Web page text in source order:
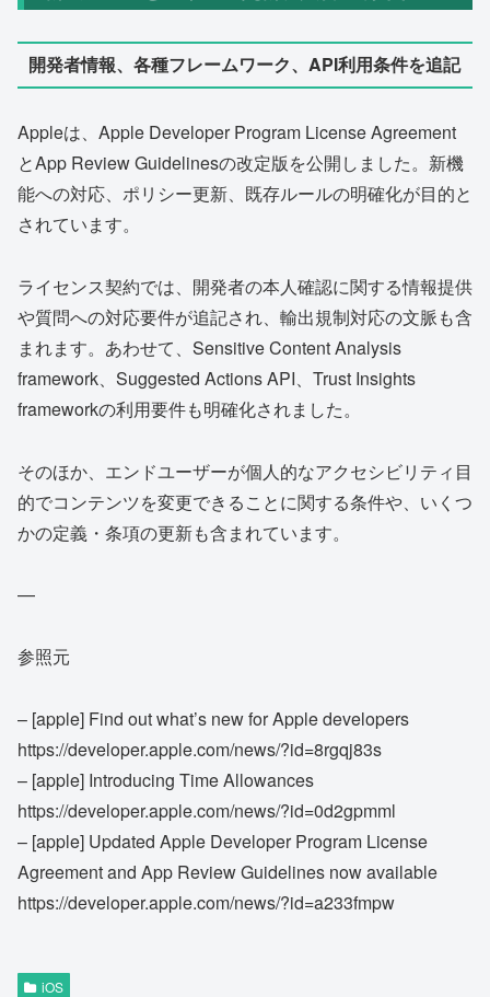
開発者情報、各種フレームワーク、API利用条件を追記
Appleは、Apple Developer Program License Agreement
とApp Review Guidelinesの改定版を公開しました。新機
能への対応、ポリシー更新、既存ルールの明確化が目的と
されています。
ライセンス契約では、開発者の本人確認に関する情報提供
や質問への対応要件が追記され、輸出規制対応の文脈も含
まれます。あわせて、Sensitive Content Analysis
framework、Suggested Actions API、Trust Insights
frameworkの利用要件も明確化されました。
そのほか、エンドユーザーが個人的なアクセシビリティ目
的でコンテンツを変更できることに関する条件や、いくつ
かの定義・条項の更新も含まれています。
—
参照元
– [apple] Find out what’s new for Apple developers
https://developer.apple.com/news/?id=8rgqj83s
– [apple] Introducing Time Allowances
https://developer.apple.com/news/?id=0d2gpmml
– [apple] Updated Apple Developer Program License
Agreement and App Review Guidelines now available
https://developer.apple.com/news/?id=a233fmpw
iOS